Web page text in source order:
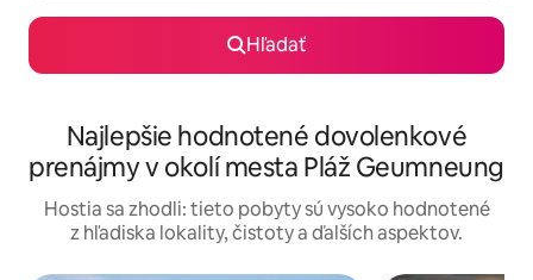
Hľadať
Najlepšie hodnotené dovolenkové
prenájmy v okolí mesta Pláž Geumneung
Hostia sa zhodli: tieto pobyty sú vysoko hodnotené
z hľadiska lokality, čistoty a ďalších aspektov.